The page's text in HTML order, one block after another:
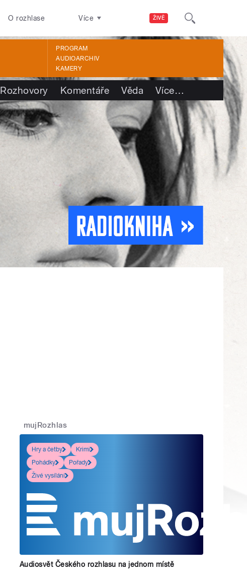
ŽIVĚ
O rozhlase Více
PROGRAM
AUDIOARCHIV
KAMERY
Rozhovory Komentáře Věda Více…
mujRozhlas
Hry a četby
Krimi
Pohádky
Pořady
Živé vysílání
Audiosvět Českého rozhlasu na jednom místě